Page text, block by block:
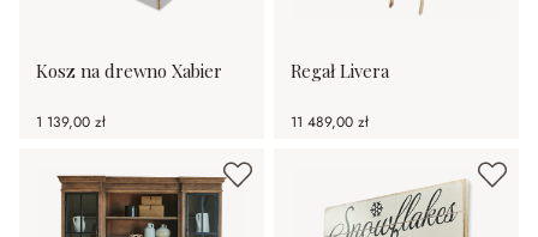
Kosz na drewno Xabier
1 139,00 zł
Regał Livera
11 489,00 zł